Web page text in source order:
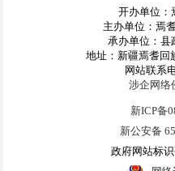
开办单位：
主办单位：焉
承办单位：县
地址：新疆焉耆回
网站联系
涉企网络
新ICP备
新公安备
政府网站标